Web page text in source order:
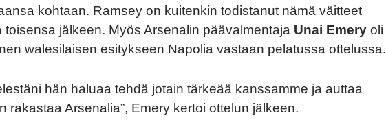
kohtaan. Ramsey on kuitenkin todistanut nämä väitteet
toisensa jälkeen. Myös Arsenalin päävalmentaja Unai Emery oli
walesilaisen esitykseen Napolia vastaan pelatussa ottelussa.
hän haluaa tehdä jotain tärkeää kanssamme ja auttaa
rakastaa Arsenalia”, Emery kertoi ottelun jälkeen.